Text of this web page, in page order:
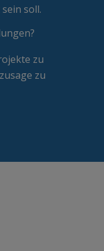
soll.
zu
zu